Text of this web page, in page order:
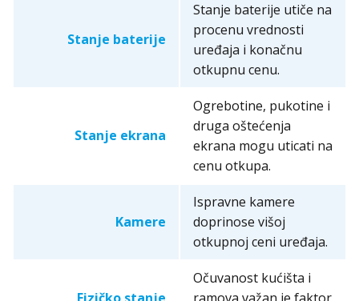
Stanje baterije
Stanje baterije utiče na
procenu vrednosti
uređaja i konačnu
otkupnu cenu.
Stanje ekrana
Ogrebotine, pukotine i
druga oštećenja
ekrana mogu uticati na
cenu otkupa.
Kamere
Ispravne kamere
doprinose višoj
otkupnoj ceni uređaja.
Očuvanost kućišta i